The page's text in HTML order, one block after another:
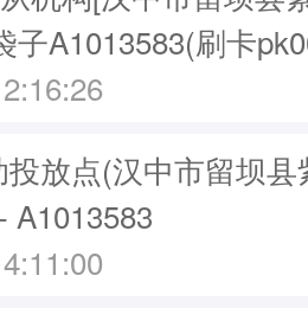
子A1013583(刷卡
放点(汉中市留坝
A1013583